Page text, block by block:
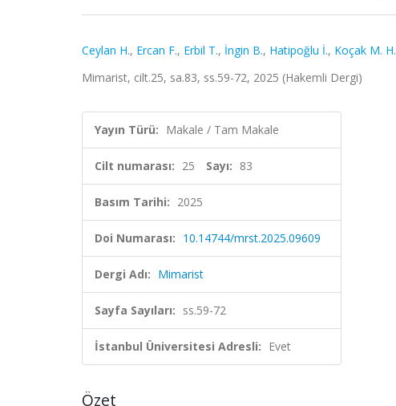
Ceylan H., Ercan F., Erbil T., İngin B., Hatipoğlu İ., Koçak M. H.
Mimarist, cilt.25, sa.83, ss.59-72, 2025 (Hakemli Dergi)
Yayın Türü: Makale / Tam Makale
Cilt numarası: 25 Sayı: 83
Basım Tarihi: 2025
Doi Numarası: 10.14744/mrst.2025.09609
Dergi Adı: Mimarist
Sayfa Sayıları: ss.59-72
İstanbul Üniversitesi Adresli: Evet
Özet